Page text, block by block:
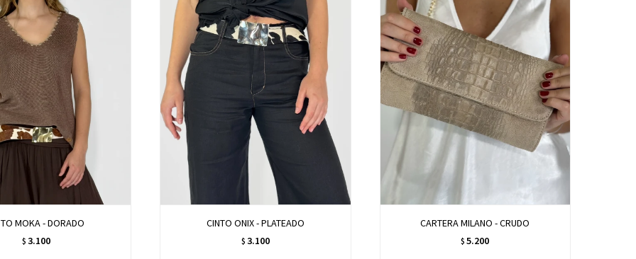
MOKA - DORADO
$ 3.100
CINTO ONIX - PLATEADO
$ 3.100
CARTERA MILANO - CRUDO
$ 5.200